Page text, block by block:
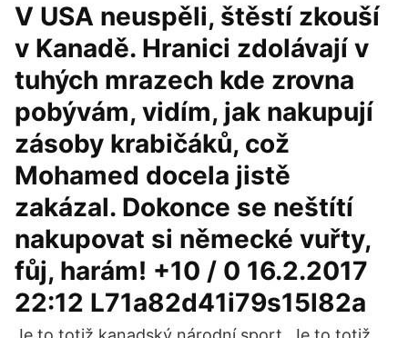
V USA neuspěli, štěstí zkouší
v Kanadě. Hranici zdolávají v
tuhých mrazech kde zrovna
pobývám, vidím, jak nakupují
zásoby krabičáků, což
Mohamed docela jistě
zakázal. Dokonce se neštítí
nakupovat si německé vuřty,
fůj, harám! +10 / 0 16.2.2017
22:12 L71a82d41i79s15l82a